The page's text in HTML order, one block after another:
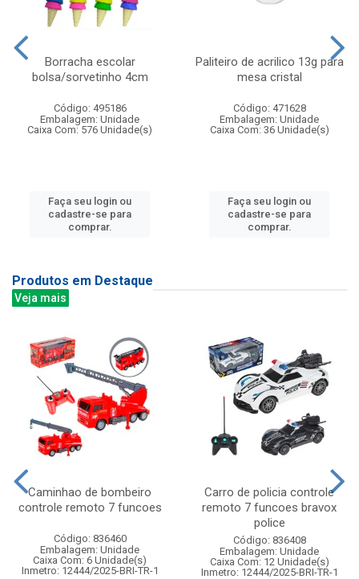
Borracha escolar
bolsa/sorvetinho 4cm
Código: 495186
Embalagem: Unidade
Caixa Com: 576 Unidade(s)
Faça seu login ou
cadastre-se para
comprar.
Paliteiro de acrilico 13g para
mesa cristal
Código: 471628
Embalagem: Unidade
Caixa Com: 36 Unidade(s)
Faça seu login ou
cadastre-se para
comprar.
Produtos em Destaque
Veja mais
Caminhao de bombeiro
controle remoto 7 funcoes
Código: 836460
Embalagem: Unidade
Caixa Com: 6 Unidade(s)
Inmetro: 12444/2025-BRI-TR-1
Carro de policia controle
remoto 7 funcoes bravox
police
Código: 836408
Embalagem: Unidade
Caixa Com: 12 Unidade(s)
Inmetro: 12444/2025-BRI-TR-1